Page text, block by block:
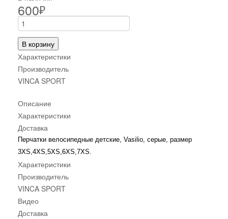
600₽
В корзину
Характеристики
Производитель
VINCA SPORT
Описание
Характеристики
Доставка
Перчатки велосипедные детские, Vasilio, cерые, размер
3XS,4XS,5XS,6XS,7XS.
Характеристики
Производитель
VINCA SPORT
Видео
Доставка